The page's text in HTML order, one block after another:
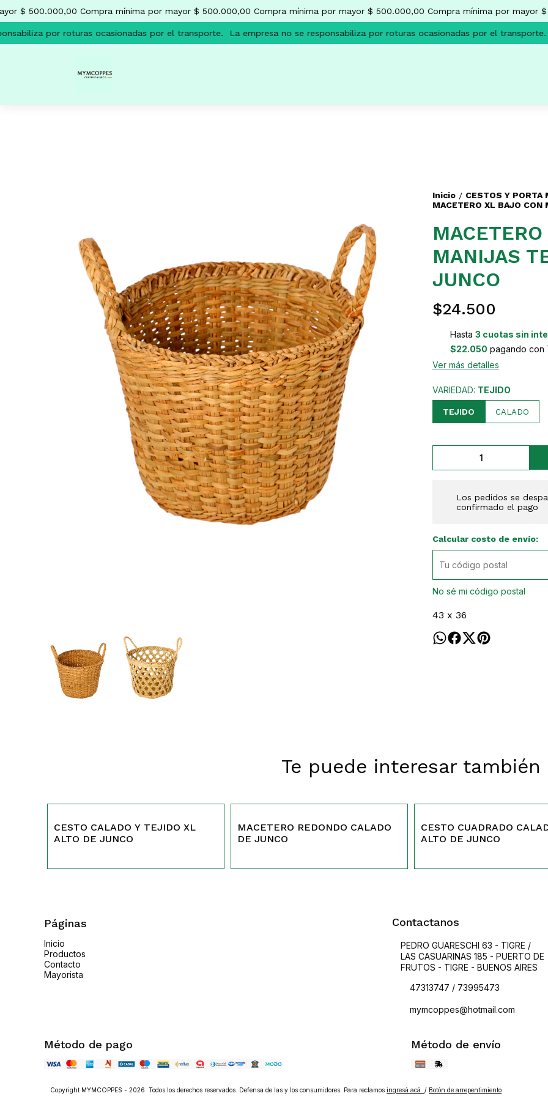
$ 500.000,00 Compra mínima por mayor $ 500.000,00 Compra mínima por mayor $ 500.000,00 Compra mínima por mayor $
por roturas ocasionadas por el transporte. La empresa no se responsabiliza por roturas ocasionadas por el transporte.
Inicio / CESTOS Y PORTA
MACETERO XL BAJO CON
MANIJAS
JUNCO
$24.500
Hasta 3 cuotas sin
$22.050 pagando con
Ver más detalles
VARIEDAD: TEJIDO
TEJIDO CALADO
Los pedidos se
confirmado el pago
Calcular costo de envío:
No sé mi código postal
43 x 36
Te puede interesar también
CESTO CALADO Y TEJIDO XL
ALTO DE JUNCO
MACETERO REDONDO CALADO
DE JUNCO
CESTO CUADRADO
ALTO DE JUNCO
Páginas
Inicio
Productos
Contacto
Mayorista
Contactanos
PEDRO GUARESCHI 63 - TIGRE /
LAS CASUARINAS 185 - PUERTO DE
FRUTOS - TIGRE - BUENOS AIRES
47313747 / 73995473
mymcoppes@hotmail.com
Método de pago Método de envío
Copyright MYMCOPPES - 2026. Todos los derechos reservados. Defensa de las y los consumidores. Para reclamos ingresá acá. / Botón de arrepentimiento